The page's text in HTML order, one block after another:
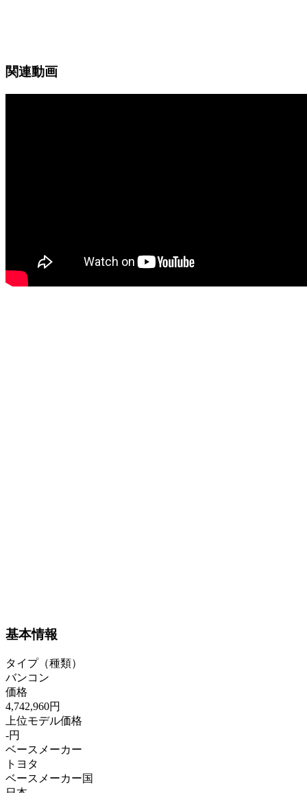
関連動画
基本情報
タイプ（種類）
バンコン
価格
4,742,960円
上位モデル価格
-円
ベースメーカー
トヨタ
ベースメーカー国